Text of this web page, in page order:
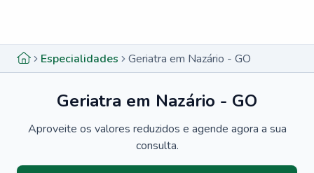
Especialidades Geriatra em Nazário - GO
Geriatra em Nazário - GO
Aproveite os valores reduzidos e agende agora a sua
consulta.